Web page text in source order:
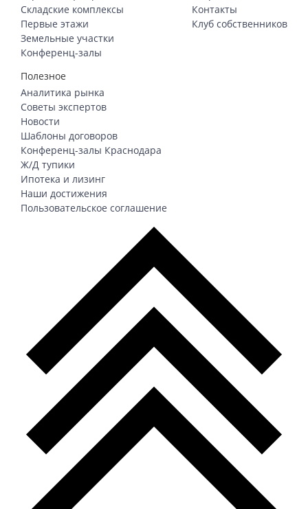
Складские комплексы
Первые этажи
Земельные участки
Конференц-залы
Контакты
Клуб собственников
Полезное
Аналитика рынка
Советы экспертов
Новости
Шаблоны договоров
Конференц-залы Краснодара
Ж/Д тупики
Ипотека и лизинг
Наши достижения
Пользовательское соглашение